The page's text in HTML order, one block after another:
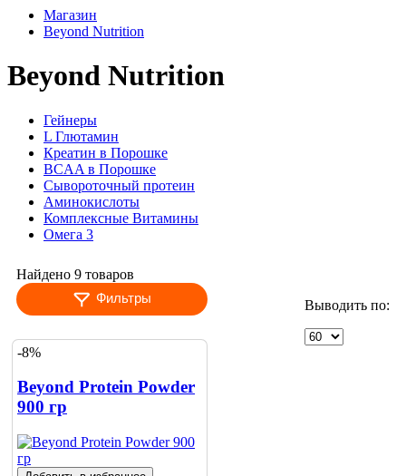
Магазин
Beyond Nutrition
Beyond Nutrition
Гейнеры
L Глютамин
Креатин в Порошке
BCAA в Порошке
Сывороточный протеин
Аминокислоты
Комплексные Витамины
Омега 3
Найдено 9 товаров
Фильтры
Выводить по:
-8%
Beyond Protein Powder
900 гр